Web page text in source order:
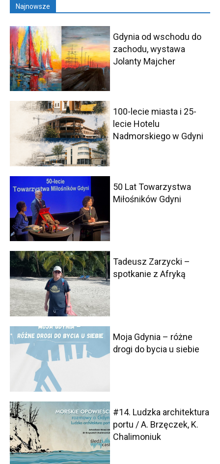
Najnowsze
Gdynia od wschodu do
zachodu, wystawa
Jolanty Majcher
100-lecie miasta i 25-
lecie Hotelu
Nadmorskiego w Gdyni
50 Lat Towarzystwa
Miłośników Gdyni
Tadeusz Zarzycki –
spotkanie z Afryką
Moja Gdynia – różne
drogi do bycia u siebie
#14. Ludzka architektura
portu / A. Brzęczek, K.
Chalimoniuk